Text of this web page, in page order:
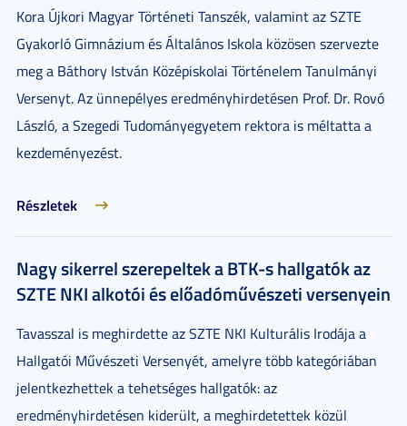
Kora Újkori Magyar Történeti Tanszék, valamint az SZTE
Gyakorló Gimnázium és Általános Iskola közösen szervezte
meg a Báthory István Középiskolai Történelem Tanulmányi
Versenyt. Az ünnepélyes eredményhirdetésen Prof. Dr. Rovó
László, a Szegedi Tudományegyetem rektora is méltatta a
kezdeményezést.
Részletek
Nagy sikerrel szerepeltek a BTK-s hallgatók az
SZTE NKI alkotói és előadóművészeti versenyein
Tavasszal is meghirdette az SZTE NKI Kulturális Irodája a
Hallgatói Művészeti Versenyét, amelyre több kategóriában
jelentkezhettek a tehetséges hallgatók: az
eredményhirdetésen kiderült, a meghirdetettek közül